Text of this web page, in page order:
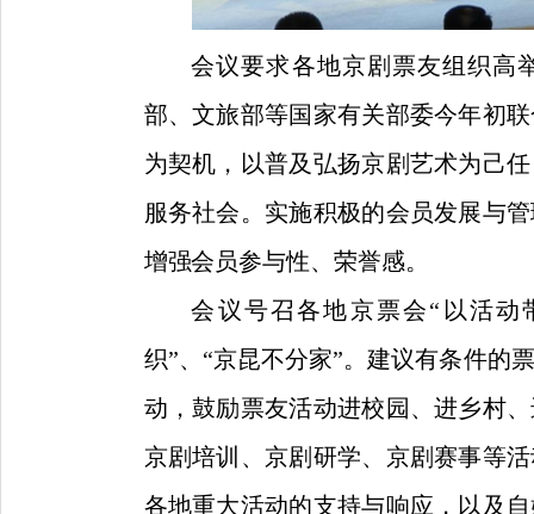
会议要求各地京剧票友组织高
部、文旅部等国家有关部委今年初
为契机，以普及弘扬京剧艺术为己
服务社会。实施积极的会员发展与
增强会员参与性、荣誉感。
会议号召各地京票会“以活动
织”、“京昆不分家”。建议有条件的
动，鼓励票友活动进校园、进乡村
京剧培训、京剧研学、京剧赛事等
各地重大活动的支持与响应，以及